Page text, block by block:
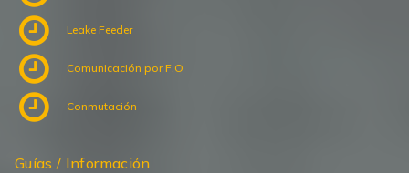
Leake Feeder
Comunicación por F.O
Conmutación
Guías / Información